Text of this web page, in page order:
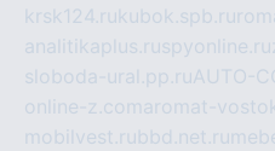
krsk124.rukubok.spb.ru
analitikaplus.ruspyonline.ru
sloboda-ural.pp.ruAUTO-
online-z.comaromat-
mobilvest.rubbd.net.ru